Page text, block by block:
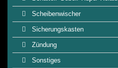
Scheibenwischer
Sicherungskasten
Zündung
Sonstiges